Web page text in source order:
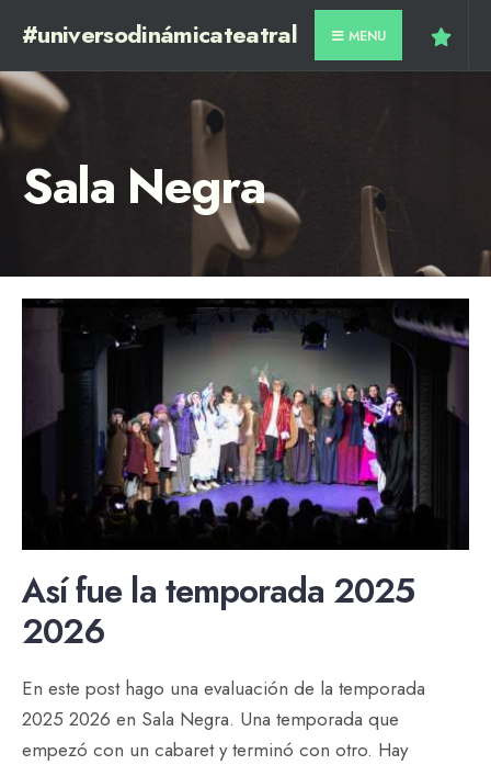
#universodinámicateatral MENU
Sala Negra
Así fue la temporada 2025
2026
En este post hago una evaluación de la temporada
2025 2026 en Sala Negra. Una temporada que
empezó con un cabaret y terminó con otro. Hay